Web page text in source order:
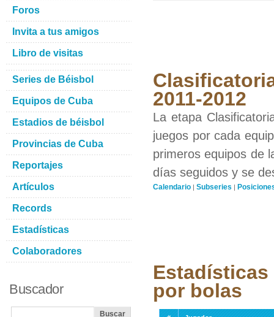
2011-2012
La etapa
juegos por cada
primeros equipos de
días seguidos y se
Calendario | Subseries |
Estadísticas
por bolas
Foros
Invita a tus amigos
Libro de visitas
Series de Béisbol
Equipos de Cuba
Estadios de béisbol
Provincias de Cuba
Reportajes
Artículos
Records
Estadísticas
Colaboradores
Buscador